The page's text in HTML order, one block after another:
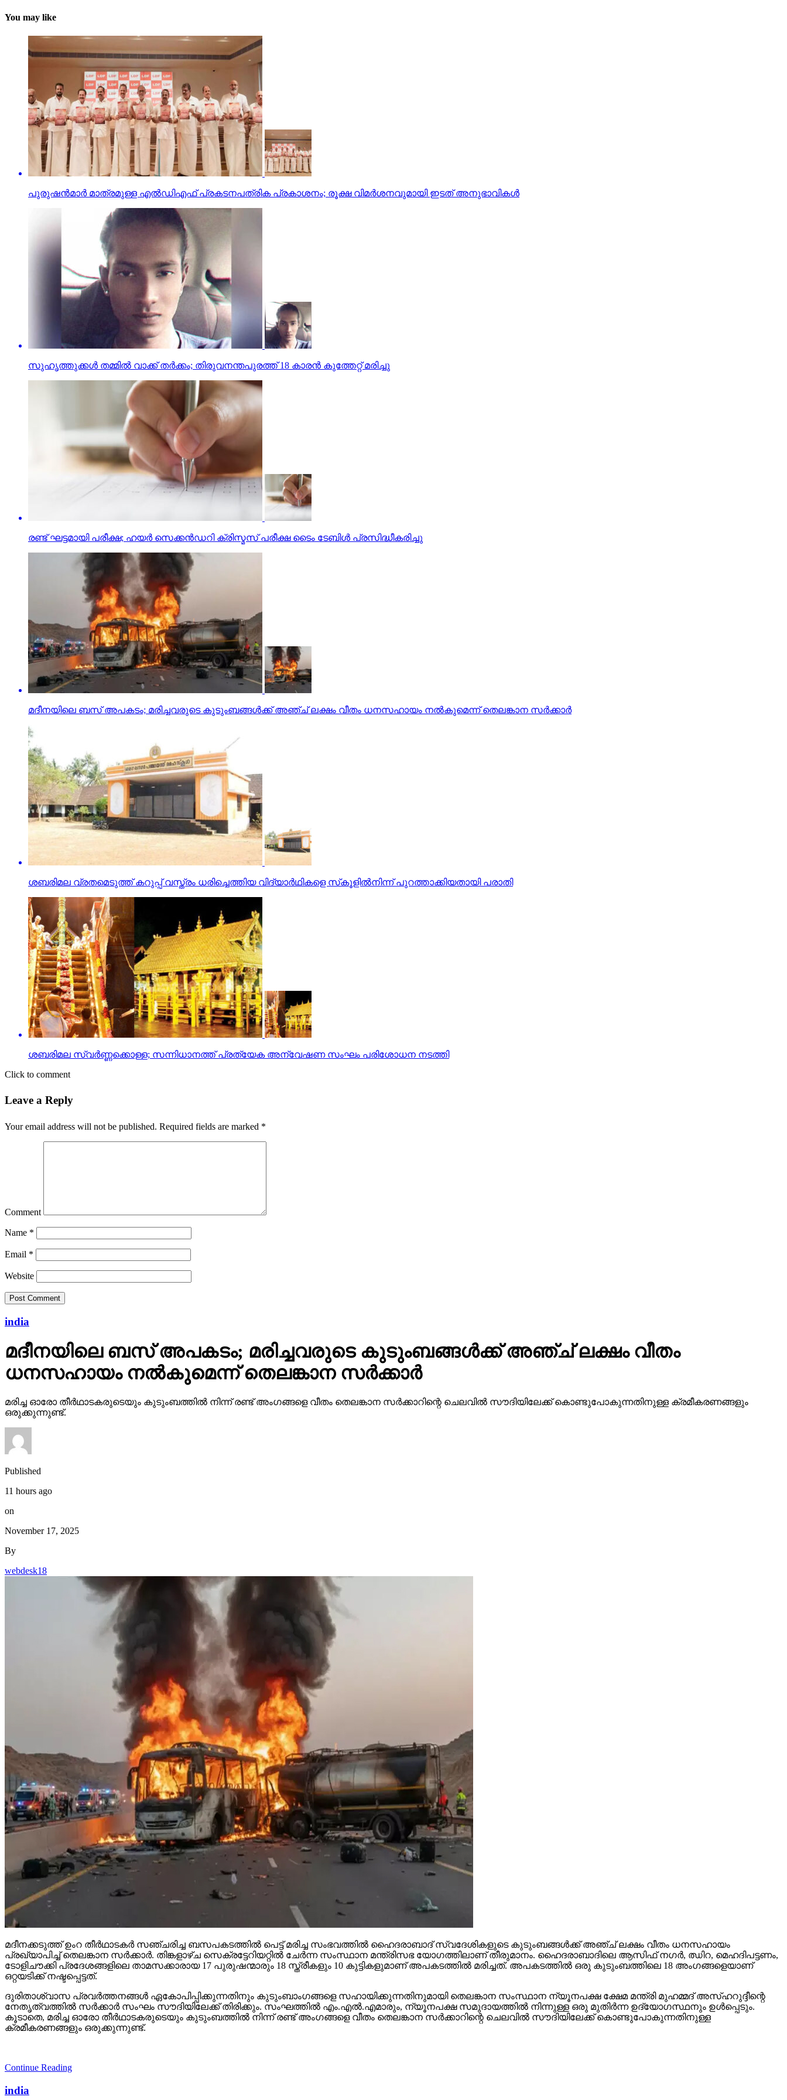
You may like
പുരുഷന്‍മാര്‍ മാത്രമുള്ള എല്‍ഡിഎഫ് പ്രകടനപത്രിക പ്രകാശനം; രൂക്ഷ വിമര്‍ശനവുമായി ഇടത് അനുഭാവികൾ
സുഹൃത്തുക്കള്‍ തമ്മില്‍ വാക്ക് തര്‍ക്കം; തിരുവനന്തപുരത്ത് 18 കാരന്‍ കുത്തേറ്റ് മരിച്ചു
രണ്ട് ഘട്ടമായി പരീക്ഷ; ഹയര്‍ സെക്കന്‍ഡറി ക്രിസ്മസ് പരീക്ഷ ടൈം ടേബിള്‍ പ്രസിദ്ധീകരിച്ചു
മദീനയിലെ ബസ് അപകടം; മരിച്ചവരുടെ കുടുംബങ്ങള്‍ക്ക് അഞ്ച് ലക്ഷം വീതം ധനസഹായം നല്‍കുമെന്ന് തെലങ്കാന സര്‍ക്കാര്‍
ശബരിമല വ്രതമെടുത്ത് കറുപ്പ് വസ്ത്രം ധരിച്ചെത്തിയ വിദ്യാര്‍ഥികളെ സ്‌കൂളില്‍നിന്ന് പുറത്താക്കിയതായി പരാതി
ശബരിമല സ്വര്‍ണ്ണക്കൊള്ള; സന്നിധാനത്ത് പ്രത്യേക അന്വേഷണ സംഘം പരിശോധന നടത്തി
Click to comment
Leave a Reply
Your email address will not be published. Required fields are marked *
Comment
Name *
Email *
Website
india
മദീനയിലെ ബസ് അപകടം; മരിച്ചവരുടെ കുടുംബങ്ങള്‍ക്ക് അഞ്ച് ലക്ഷം വീതം
ധനസഹായം നല്‍കുമെന്ന് തെലങ്കാന സര്‍ക്കാര്‍
മരിച്ച ഓരോ തീര്‍ഥാടകരുടെയും കുടുംബത്തില്‍ നിന്ന് രണ്ട് അംഗങ്ങളെ വീതം തെലങ്കാന സര്‍ക്കാറിന്റെ ചെലവില്‍ സൗദിയിലേക്ക് കൊണ്ടുപോകുന്നതിനുള്ള ക്രമീകരണങ്ങളും
ഒരുക്കുന്നുണ്ട്.
Published
11 hours ago
on
November 17, 2025
By
webdesk18
മദീനക്കടുത്ത് ഉംറ തീര്‍ഥാടകര്‍ സഞ്ചരിച്ച ബസപകടത്തില്‍ പെട്ട് മരിച്ച സംഭവത്തില്‍ ഹൈദരാബാദ് സ്വദേശികളുടെ കുടുംബങ്ങള്‍ക്ക് അഞ്ച് ലക്ഷം വീതം ധനസഹായം
പ്രഖ്യാപിച്ച് തെലങ്കാന സര്‍ക്കാര്‍. തിങ്കളാഴ്ച സെക്രട്ടേറിയറ്റില്‍ ചേര്‍ന്ന സംസ്ഥാന മന്ത്രിസഭ യോഗത്തിലാണ് തീരുമാനം. ഹൈദരാബാദിലെ ആസിഫ് നഗര്‍, ഝിറ, മെഹദിപട്ടണം,
ടോളിചൗക്കി പ്രദേശങ്ങളിലെ താമസക്കാരായ 17 പുരുഷന്മാരും 18 സ്ത്രീകളും 10 കുട്ടികളുമാണ് അപകടത്തില്‍ മരിച്ചത്. അപകടത്തില്‍ ഒരു കുടുംബത്തിലെ 18 അംഗങ്ങളെയാണ്
ഒറ്റയടിക്ക് നഷ്ടപ്പെട്ടത്.
ദുരിതാശ്വാസ പ്രവര്‍ത്തനങ്ങള്‍ ഏകോപിപ്പിക്കുന്നതിനും കുടുംബാംഗങ്ങളെ സഹായിക്കുന്നതിനുമായി തെലങ്കാന സംസ്ഥാന ന്യൂനപക്ഷ ക്ഷേമ മന്ത്രി മുഹമ്മദ് അസ്ഹറുദ്ദീന്റെ
നേതൃത്വത്തില്‍ സര്‍ക്കാര്‍ സംഘം സൗദിയിലേക്ക് തിരിക്കും. സംഘത്തില്‍ എം.എല്‍.എമാരും, ന്യൂനപക്ഷ സമുദായത്തില്‍ നിന്നുള്ള ഒരു മുതിര്‍ന്ന ഉദ്യോഗസ്ഥനും ഉള്‍പ്പെടും.
കൂടാതെ, മരിച്ച ഓരോ തീര്‍ഥാടകരുടെയും കുടുംബത്തില്‍ നിന്ന് രണ്ട് അംഗങ്ങളെ വീതം തെലങ്കാന സര്‍ക്കാറിന്റെ ചെലവില്‍ സൗദിയിലേക്ക് കൊണ്ടുപോകുന്നതിനുള്ള
ക്രമീകരണങ്ങളും ഒരുക്കുന്നുണ്ട്.
Continue Reading
india